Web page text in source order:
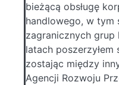
bieżącą obsługę
handlowego, w tym
zagranicznych grup
latach
zostając między
Agencji Rozwoju